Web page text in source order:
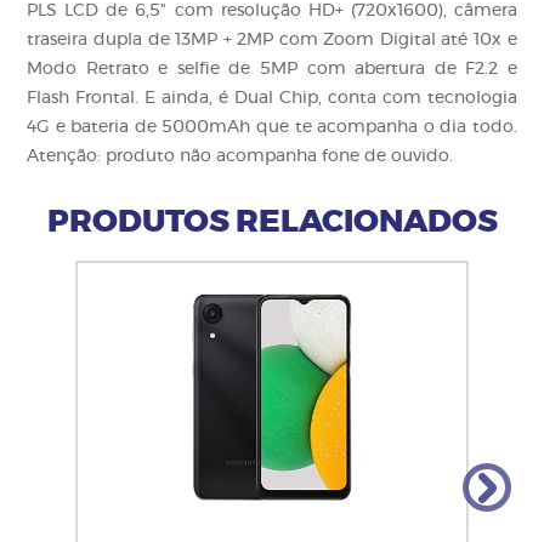
PLS LCD de 6,5" com resolução HD+ (720x1600), câmera
traseira dupla de 13MP + 2MP com Zoom Digital até 10x e
Modo Retrato e selfie de 5MP com abertura de F2.2 e
Flash Frontal. E ainda, é Dual Chip, conta com tecnologia
4G e bateria de 5000mAh que te acompanha o dia todo.
Atenção: produto não acompanha fone de ouvido.
PRODUTOS RELACIONADOS